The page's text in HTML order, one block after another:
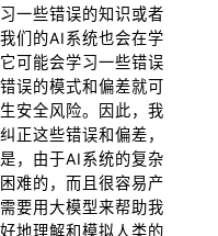
一些错误的知识或者
们的AI系统也会在学
可能会学习一些错误
误的模式和偏差就可
安全风险。因此，我
正这些错误和偏差，
，由于AI系统的复杂
难的，而且很容易产
要用大模型来帮助我
地理解和模拟人类的